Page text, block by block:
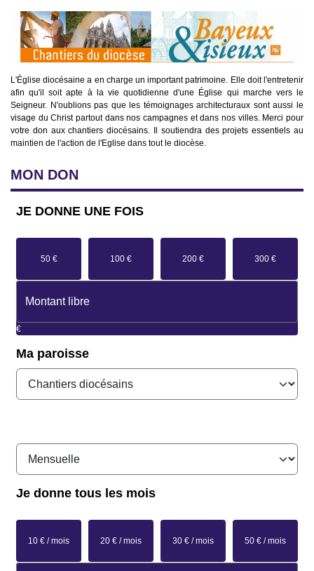
L'Église diocésaine a en charge un important patrimoine. Elle doit l'entretenir
afin qu'il soit apte à la vie quotidienne d'une Église qui marche vers le
Seigneur. N'oublions pas que les témoignages architecturaux sont aussi le
visage du Christ partout dans nos campagnes et dans nos villes. Merci pour
votre don aux chantiers diocésains. Il soutiendra des projets essentiels au
maintien de l'action de l'Eglise dans tout le diocèse.
MON DON
JE DONNE UNE FOIS
50 € 100 € 200 € 300 €
€
Ma paroisse
Je donne tous les mois
10 € / mois 20 € / mois 30 € / mois 50 € / mois